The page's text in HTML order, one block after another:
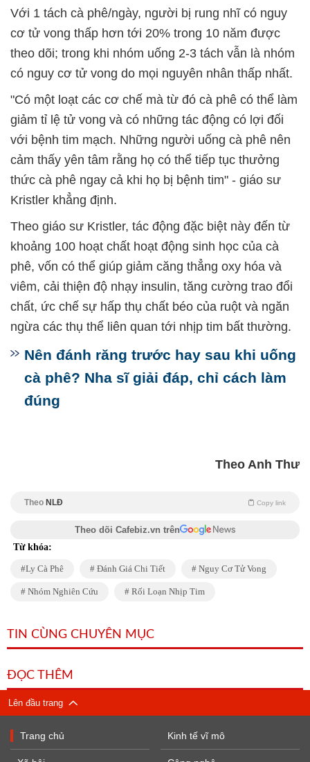
Với 1 tách cà phê/ngày, người bị rung nhĩ có nguy
cơ tử vong thấp hơn tới 20% trong 10 năm được
theo dõi; trong khi nhóm uống 2-3 tách vẫn là nhóm
có nguy cơ tử vong do mọi nguyên nhân thấp nhất.
"Có một loạt các cơ chế mà từ đó cà phê có thể làm
giảm tỉ lệ tử vong và có những tác động có lợi đối
với bệnh tim mạch. Những người uống cà phê nên
cảm thấy yên tâm rằng họ có thể tiếp tục thưởng
thức cà phê ngay cả khi họ bị bệnh tim" - giáo sư
Kristler khẳng định.
Theo giáo sư Kristler, tác động đặc biệt này đến từ
khoảng 100 hoạt chất hoạt động sinh học của cà
phê, vốn có thể giúp giảm căng thẳng oxy hóa và
viêm, cải thiện độ nhạy insulin, tăng cường trao đổi
chất, ức chế sự hấp thụ chất béo của ruột và ngăn
ngừa các thụ thể liên quan tới nhịp tim bất thường.
Nên đánh răng trước hay sau khi uống
cà phê? Nha sĩ giải đáp, chỉ cách làm
đúng
Theo Anh Thư
Theo NLĐ Copy link
Theo dõi Cafebiz.vn trên
Từ khóa:
Ly Cà Phê Đánh Giá Chi Tiết Nguy Cơ Tử Vong
Nhóm Nghiên Cứu Rối Loạn Nhịp Tim
TIN CÙNG CHUYÊN MỤC
ĐỌC THÊM
Lên đầu trang
Trang chủ Kinh tế vĩ mô